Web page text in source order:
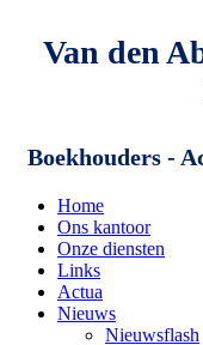
Van den
Boekhouders -
Home
Ons kantoor
Onze diensten
Links
Actua
Nieuws
Nieuwsflash